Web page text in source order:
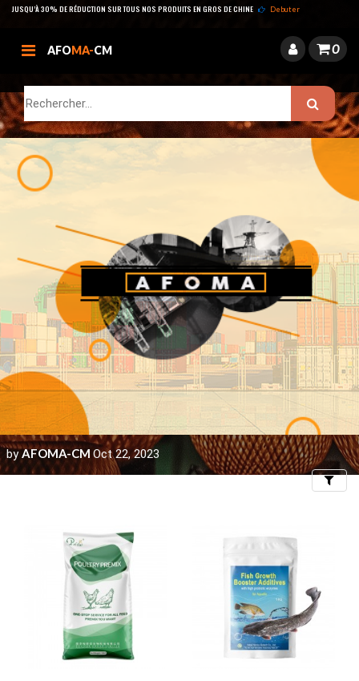
JUSQU’À 30% DE RÉDUCTION SUR TOUS NOS PRODUITS EN GROS DE CHINE Debuter
AFOMA-CM 0
22, 2023 byAFOMA-CM
Filters